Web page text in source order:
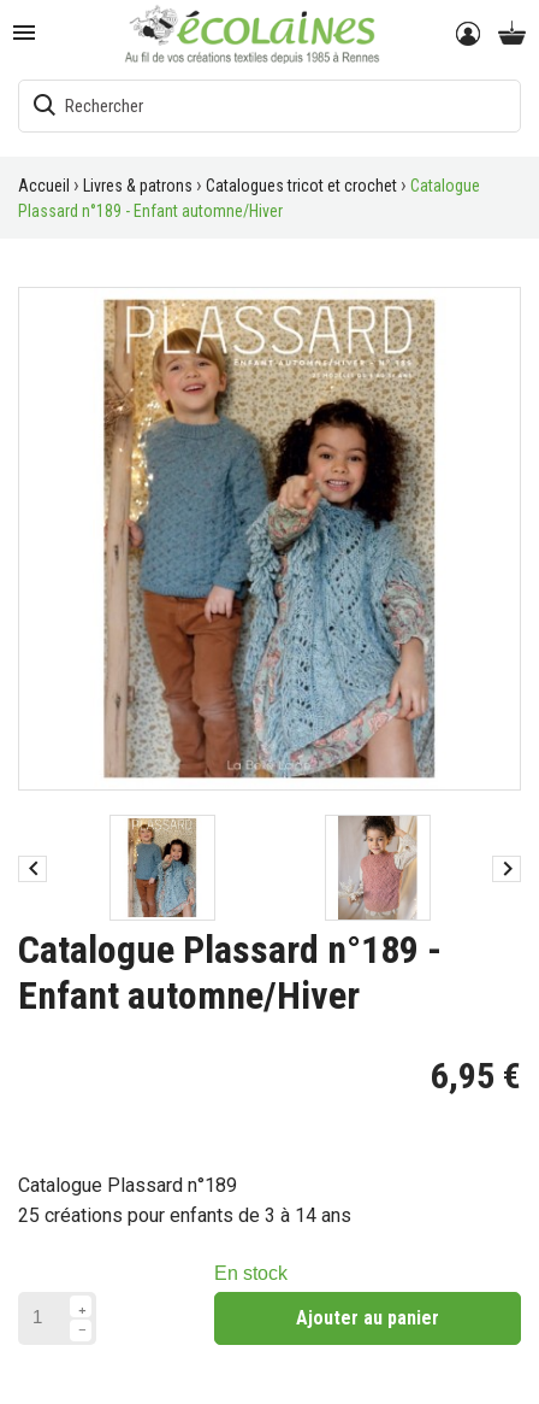

Accueil Livres & patrons Catalogues tricot et crochet
Catalogue
Plassard n°189 - Enfant automne/Hiver
 
Catalogue Plassard n°189 -
Enfant automne/Hiver
6,95 €
Catalogue Plassard n°189
25 créations pour enfants de 3 à 14 ans
En stock
Ajouter au panier